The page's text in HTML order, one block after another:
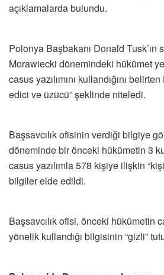
açıklamalarda bulundu.
Polonya Başbakanı Donald Tusk’ın
Morawiecki dönemindeki hükümet
casus yazılımını kullandığını
edici ve üzücü” şeklinde niteledi.
Başsavcılık ofisinin verdiği bilgiye
döneminde bir önceki hükümetin 3
casus yazılımla 578 kişiye ilişkin
bilgiler elde edildi.
Başsavcılık ofisi, önceki hükümetin
yönelik kullandığı bilgisinin “gizli”